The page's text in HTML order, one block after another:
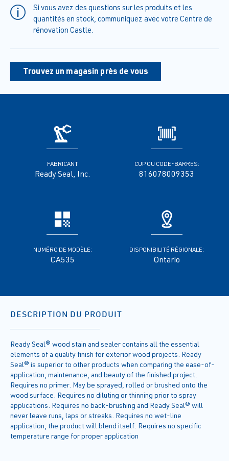
Si vous avez des questions sur les produits et les
quantités en stock, communiquez avec votre Centre de
rénovation Castle.
Trouvez un magasin près de vous
FABRICANT
Ready Seal, Inc.
CUP OU CODE-BARRES:
816078009353
NUMÉRO DE MODÈLE:
CA535
DISPONIBILITÉ RÉGIONALE:
Ontario
DESCRIPTION DU PRODUIT
Ready Seal® wood stain and sealer contains all the essential
elements of a quality finish for exterior wood projects. Ready
Seal® is superior to other products when comparing the ease-of-
application, maintenance, and beauty of the finished project.
Requires no primer. May be sprayed, rolled or brushed onto the
wood surface. Requires no diluting or thinning prior to spray
applications. Requires no back-brushing and Ready Seal® will
never leave runs, laps or streaks. Requires no wet-line
application, the product will blend itself. Requires no specific
temperature range for proper application